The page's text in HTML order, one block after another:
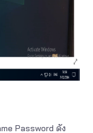
Password ดัง